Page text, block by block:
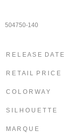
504750-140
R E L E A S E D A T E
R E T A I L P R I C E
C O L O R W A Y
S I L H O U E T T E
M A R Q U E